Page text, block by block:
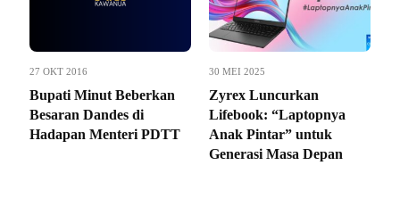
27 OKT 2016
Bupati Minut Beberkan
Besaran Dandes di
Hadapan Menteri PDTT
30 MEI 2025
Zyrex Luncurkan
Lifebook: “Laptopnya
Anak Pintar” untuk
Generasi Masa Depan